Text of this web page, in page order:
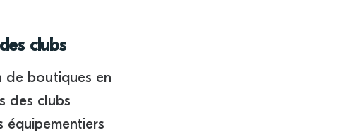
clubs
de boutiques en
des clubs
équipementiers